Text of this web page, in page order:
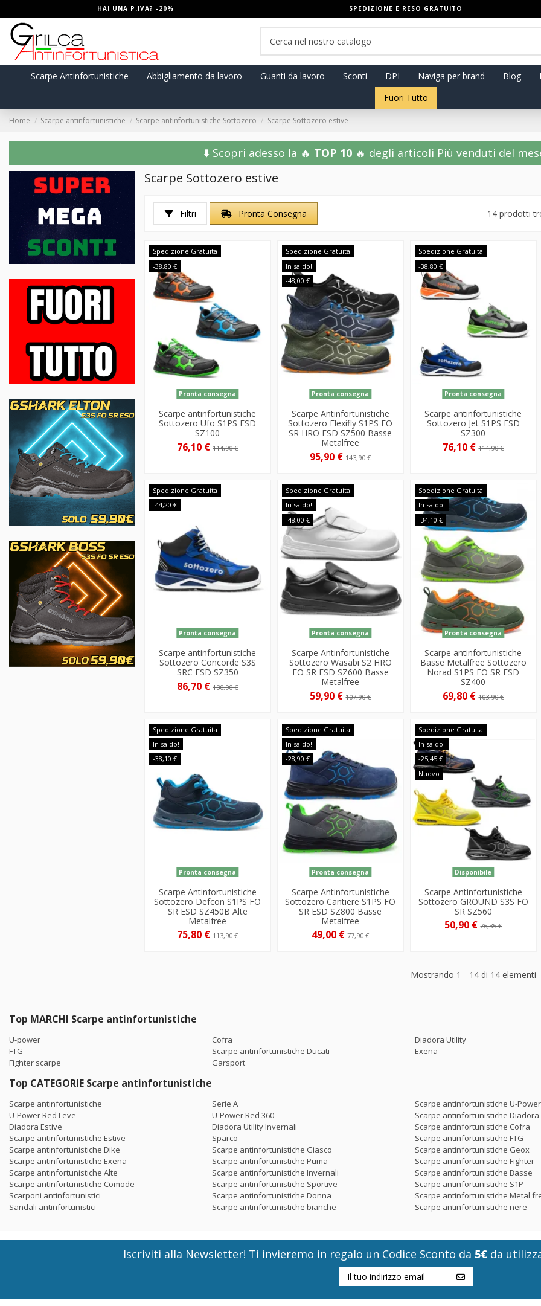
HAI UNA P.IVA? -20% SPEDIZIONE E RESO GRATUITO
Scarpe Antinfortunistiche
Abbigliamento da lavoro Guanti da lavoro Sconti DPI Naviga per brand Blog
Fuori Tutto
Home Scarpe antinfortunistiche Scarpe antinfortunistiche Sottozero Scarpe Sottozero estive
⬇️ Scopri adesso la 🔥 TOP 10🔥 degli articoli Più venduti del
Scarpe Sottozero estive
Filtri Pronta Consegna 14 prodotti
Spedizione Gratuita
-38,80 €
Pronta consegna
Scarpe antinfortunistiche
Sottozero Ufo S1PS ESD
SZ100
76,10 €114,90 €
Spedizione Gratuita
In saldo!
-48,00 €
Pronta consegna
Scarpe Antinfortunistiche
Sottozero Flexifly S1PS FO
SR HRO ESD SZ500 Basse
Metalfree
95,90 €143,90 €
Spedizione Gratuita
-38,80 €
Pronta consegna
Scarpe antinfortunistiche
Sottozero Jet S1PS ESD
SZ300
76,10 €114,90 €
Spedizione Gratuita
-44,20 €
Pronta consegna
Scarpe antinfortunistiche
Sottozero Concorde S3S
SRC ESD SZ350
86,70 €130,90 €
Spedizione Gratuita
In saldo!
-48,00 €
Pronta consegna
Scarpe Antinfortunistiche
Sottozero Wasabi S2 HRO
FO SR ESD SZ600 Basse
Metalfree
59,90 €107,90 €
Spedizione Gratuita
In saldo!
-34,10 €
Pronta consegna
Scarpe antinfortunistiche
Basse Metalfree Sottozero
Norad S1PS FO SR ESD
SZ400
69,80 €103,90 €
Spedizione Gratuita
In saldo!
-38,10 €
Pronta consegna
Scarpe Antinfortunistiche
Sottozero Defcon S1PS FO
SR ESD SZ450B Alte
Metalfree
75,80 €113,90 €
Spedizione Gratuita
In saldo!
-28,90 €
Pronta consegna
Scarpe Antinfortunistiche
Sottozero Cantiere S1PS FO
SR ESD SZ800 Basse
Metalfree
49,00 €77,90 €
Spedizione Gratuita
In saldo!
-25,45 €
Nuovo
Disponibile
Scarpe Antinfortunistiche
Sottozero GROUND S3S FO
SR SZ560
50,90 €76,35 €
Mostrando 1 - 14 di 14 elementi
Top MARCHI Scarpe antinfortunistiche
U-power Cofra Diadora Utility
FTG
Scarpe antinfortunistiche Ducati Exena
Fighter scarpe
Garsport
Top CATEGORIE Scarpe antinfortunistiche
Scarpe antinfortunistiche Serie A Scarpe antinfortunistiche U-Power
U-Power Red Leve
U-Power Red 360 Scarpe antinfortunistiche Diadora
Diadora Estive
Diadora Utility Invernali Scarpe antinfortunistiche Cofra
Scarpe antinfortunistiche Estive
Sparco Scarpe antinfortunistiche FTG
Scarpe antinfortunistiche Dike
Scarpe antinfortunistiche Giasco Scarpe antinfortunistiche Geox
Scarpe antinfortunistiche Exena
Scarpe antinfortunistiche Puma Scarpe antinfortunistiche Fighter
Scarpe antinfortunistiche Alte
Scarpe antinfortunistiche Invernali Scarpe antinfortunistiche Basse
Scarpe antinfortunistiche Comode
Scarpe antinfortunistiche Sportive Scarpe antinfortunistiche S1P
Scarponi antinfortunistici
Scarpe antinfortunistiche Donna Scarpe antinfortunistiche Metal
Sandali antinfortunistici
Scarpe antinfortunistiche bianche Scarpe antinfortunistiche nere
Iscriviti alla Newsletter! Ti invieremo in regalo un Codice Sconto da 5€da